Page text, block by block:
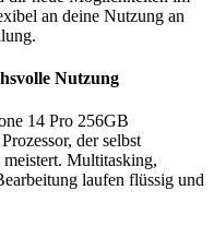
an deine Nutzung an
Nutzung
14 Pro 256GB
der selbst
Multitasking,
laufen flüssig und